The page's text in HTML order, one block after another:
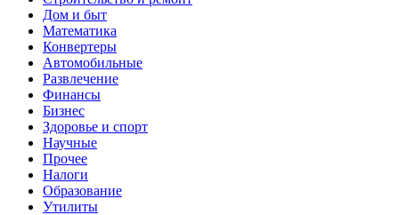
Дом и быт
Математика
Конвертеры
Автомобильные
Развлечение
Финансы
Бизнес
Здоровье и спорт
Научные
Прочее
Налоги
Образование
Утилиты